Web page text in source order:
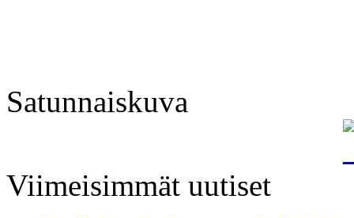
Satunnaiskuva
Viimeisimmät uutiset